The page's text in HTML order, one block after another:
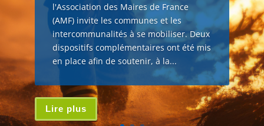
l'Association des Maires de France
(AMF) invite les communes et les
intercommunalités à se mobiliser. Deux
dispositifs complémentaires ont été mis
en place afin de soutenir, à la...
Lire plus